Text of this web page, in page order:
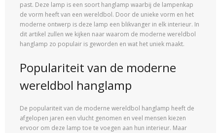
past. Deze lamp is een soort hanglamp waarbij de lampenkap
de vorm heeft van een wereldbol. Door de unieke vorm en het
moderne ontwerp is deze lamp een blikvanger in elk interieur. In
dit artikel zullen we kijken naar waarom de moderne wereldbol
hanglamp zo populair is geworden en wat het uniek maakt.
Populariteit van de moderne
wereldbol hanglamp
De populariteit van de moderne wereldbol hanglamp heeft de
afgelopen jaren een vlucht genomen en veel mensen kiezen
ervoor om deze lamp toe te voegen aan hun interieur. Maar